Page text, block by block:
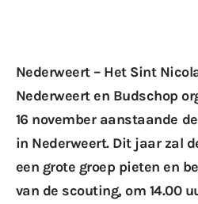
Nederweert – Het Sint
Nederweert en Budschop
16 november aanstaande
in Nederweert. Dit jaar zal
een grote groep pieten en
van de scouting, om 14.00